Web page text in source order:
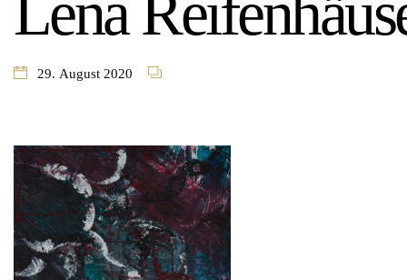
29. August 2020